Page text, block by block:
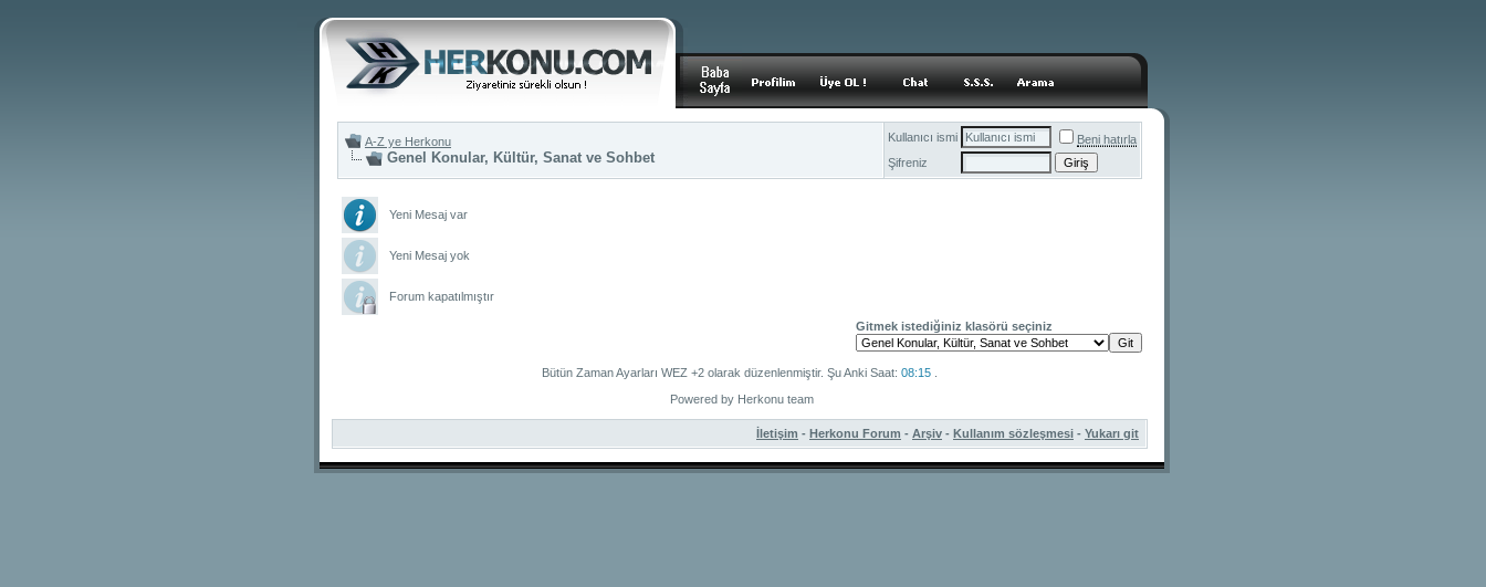
A-Z ye Herkonu
Genel Konular, Kültür, Sanat ve Sohbet
Kullanıcı ismi
Beni hatırla
Şifreniz
Yeni Mesaj var
Yeni Mesaj yok
Forum kapatılmıştır
Gitmek istediğiniz klasörü seçiniz
Bütün Zaman Ayarları WEZ +2 olarak düzenlenmiştir. Şu Anki Saat: 08:15
Powered by Herkonu team
İletişim - Herkonu Forum - Arşiv - Kullanım sözleşmesi - Yukarı git